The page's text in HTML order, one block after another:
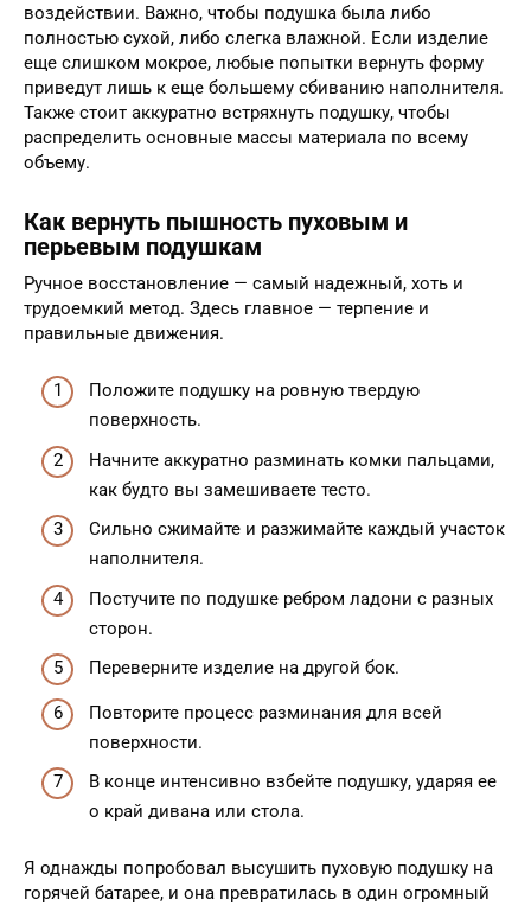
воздействии. Важно, чтобы подушка была либо
полностью сухой, либо слегка влажной. Если изделие
еще слишком мокрое, любые попытки вернуть форму
приведут лишь к еще большему сбиванию наполнителя.
Также стоит аккуратно встряхнуть подушку, чтобы
распределить основные массы материала по всему
объему.
Как вернуть пышность пуховым и
перьевым подушкам
Ручное восстановление — самый надежный, хоть и
трудоемкий метод. Здесь главное — терпение и
правильные движения.
Положите подушку на ровную твердую
поверхность.
Начните аккуратно разминать комки пальцами,
как будто вы замешиваете тесто.
Сильно сжимайте и разжимайте каждый участок
наполнителя.
Постучите по подушке ребром ладони с разных
сторон.
Переверните изделие на другой бок.
Повторите процесс разминания для всей
поверхности.
В конце интенсивно взбейте подушку, ударяя ее
о край дивана или стола.
Я однажды попробовал высушить пуховую подушку на
горячей батарее, и она превратилась в один огромный